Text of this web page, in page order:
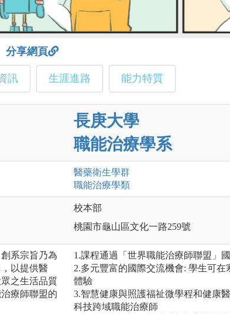
分享網頁
訊 生涯進路 能力特質
長庚大學
職能治療學系
醫藥衛生學群
職能治療學類
校本部
桃園市龜山區文化一路259號
系宗旨乃為
以提供醫
之生活品質
療師聯盟的
1.課程通過「世界職能治療師聯盟」
2.多元豐富的國際交流機會: 學生可
體驗
3.智慧健康與照護福祉微學程和健康
科技跨域職能治療師